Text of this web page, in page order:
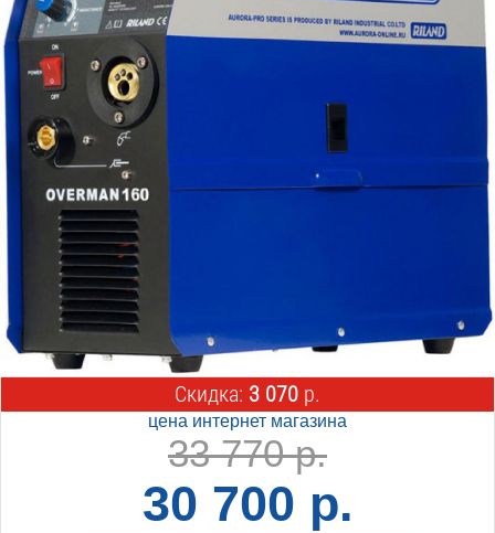
Скидка: 3 070 р.
цена интернет магазина
33 770 р.
30 700 р.